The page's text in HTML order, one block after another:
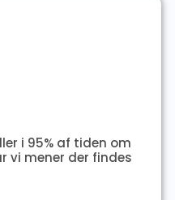
i 95% af tiden om
vi mener der findes